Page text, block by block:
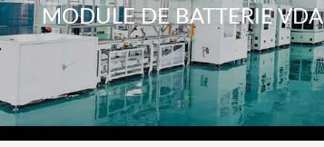
MODULE DE BATTERIE VDA